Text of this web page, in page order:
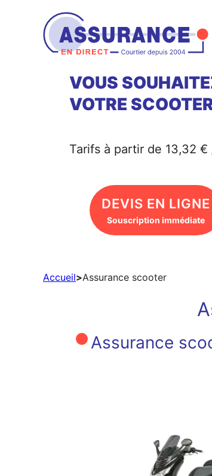
VOUS
VOTRE
Tarifs à partir de 13,32 €
DEVIS EN LIGNE
Souscription immédiate
Accueil>Assurance scooter
Assurance